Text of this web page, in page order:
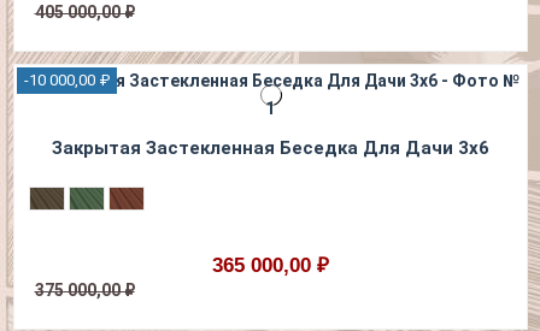
405 000,00 ₽
-10 000,00 ₽
Закрытая Застекленная Беседка Для Дачи 3х6
365 000,00 ₽
375 000,00 ₽